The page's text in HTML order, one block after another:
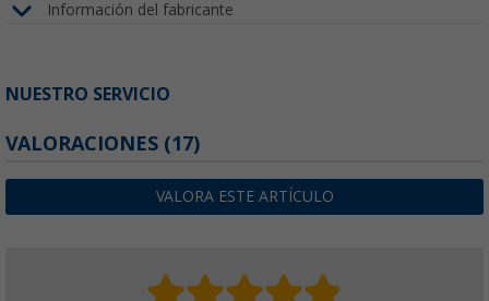
Información del fabricante
NUESTRO SERVICIO
VALORACIONES (17)
VALORA ESTE ARTÍCULO